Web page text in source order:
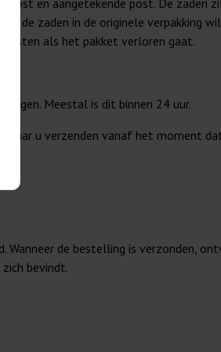
post en aangetekende post. De zaden
u de zaden in de originele verpakking
als het pakket verloren gaat.
Meestal is dit binnen 24 uur.
naar u verzenden vanaf het moment
de bestelling is verzonden,
bevindt.